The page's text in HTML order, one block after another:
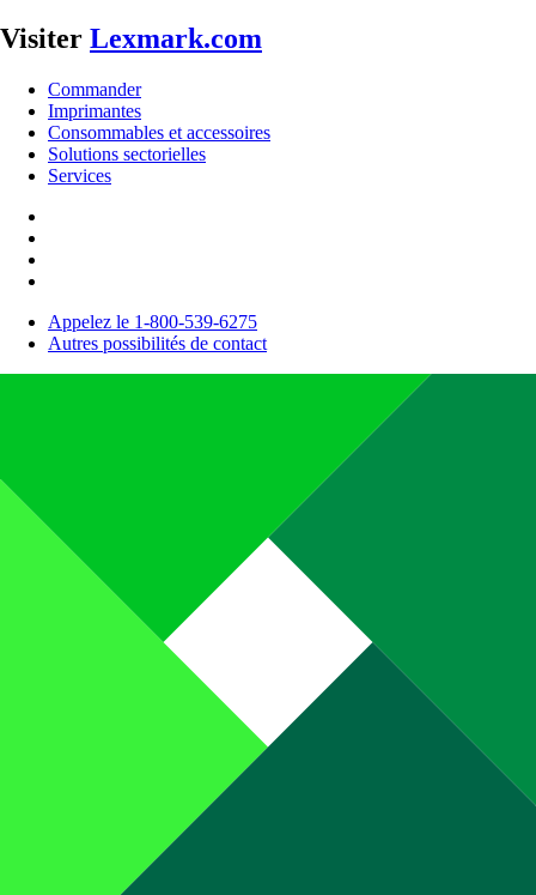
Visiter Lexmark.com
Commander
Imprimantes
Consommables et accessoires
Solutions sectorielles
Services
Appelez le 1-800-539-6275
Autres possibilités de contact